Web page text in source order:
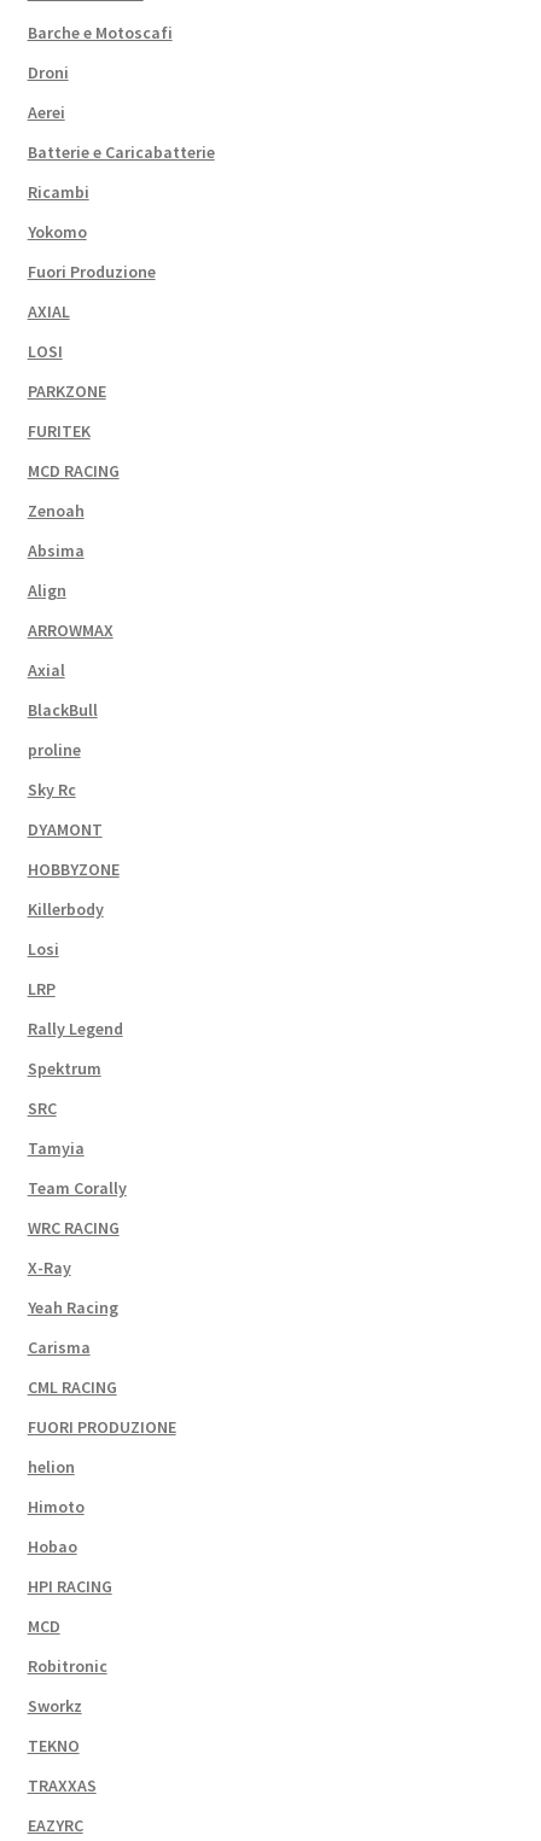
Barche e Motoscafi
Droni
Aerei
Batterie e Caricabatterie
Ricambi
Yokomo
Fuori Produzione
AXIAL
LOSI
PARKZONE
FURITEK
MCD RACING
Zenoah
Absima
Align
ARROWMAX
Axial
BlackBull
proline
Sky Rc
DYAMONT
HOBBYZONE
Killerbody
Losi
LRP
Rally Legend
Spektrum
SRC
Tamyia
Team Corally
WRC RACING
X-Ray
Yeah Racing
Carisma
CML RACING
FUORI PRODUZIONE
helion
Himoto
Hobao
HPI RACING
MCD
Robitronic
Sworkz
TEKNO
TRAXXAS
EAZYRC